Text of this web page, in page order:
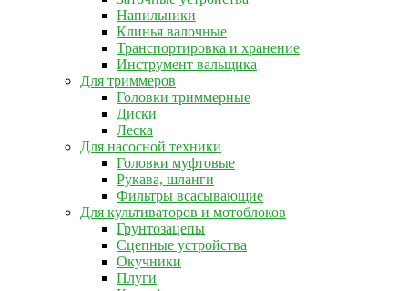
Напильники
Клинья валочные
Транспортировка и хранение
Инструмент вальщика
Для триммеров
Головки триммерные
Диски
Леска
Для насосной техники
Головки муфтовые
Рукава, шланги
Фильтры всасывающие
Для культиваторов и мотоблоков
Грунтозацепы
Сцепные устройства
Окучники
Плуги